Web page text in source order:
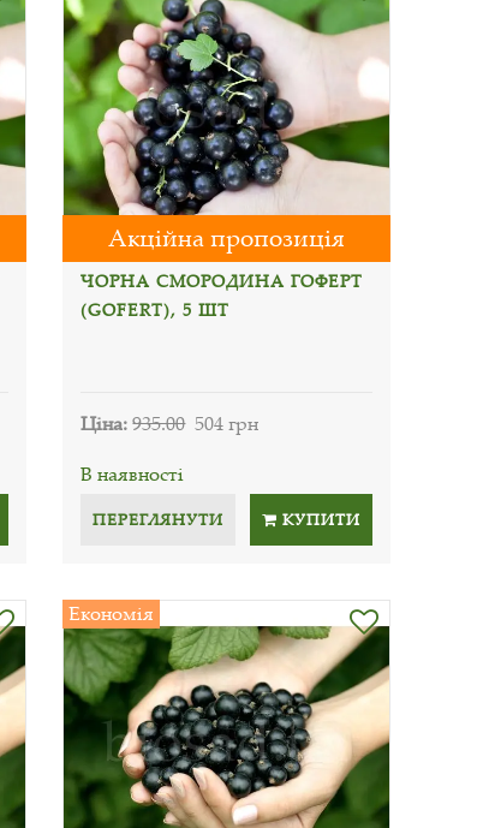
Акційна пропозиція
ЧОРНА СМОРОДИНА ГОФЕРТ
(GOFERT), 5 ШТ
Ціна:935.00 504 грн
В наявності
ПЕРЕГЛЯНУТИ КУПИТИ
Економія